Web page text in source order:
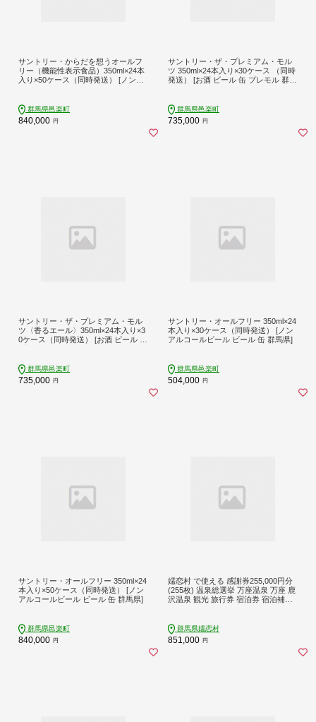
サントリー・からだを想うオールフ
リー（機能性表示食品）350ml×24本
入り×50ケース（同時発送） [ノンア
群馬県邑楽町
840,000 円
サントリー・ザ・プレミアム・モル
ツ 350ml×24本入り×30ケース （同時
発送） [お酒 ビール 缶 プレモル 群馬
群馬県邑楽町
735,000 円
サントリー・ザ・プレミアム・モル
ツ〈香るエール〉350ml×24本入り×3
0ケース（同時発送） [お酒 ビール 缶
群馬県邑楽町
735,000 円
サントリー・オールフリー 350ml×24
本入り×30ケース（同時発送） [ノン
アルコールビール ビール 缶 群馬県]
群馬県邑楽町
504,000 円
サントリー・オールフリー 350ml×24
本入り×50ケース（同時発送） [ノン
アルコールビール ビール 缶 群馬県]
群馬県邑楽町
840,000 円
嬬恋村 で使える 感謝券255,000円分
(255枚) 温泉総選挙 万座温泉 万座 鹿
沢温泉 観光 旅行券 宿泊券 宿泊補助
日 浅間高原 鹿沢 バラギ 北軽井沢 エ
リア 関東 255000円 クーポン チケッ
ト 国内旅行 お泊り 日帰り 観光地応
群馬県嬬恋村
851,000 円